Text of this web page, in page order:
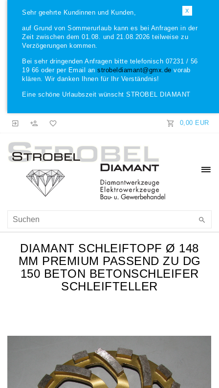
X
Sehr geehrte Kundinnen und Kunden,
auf Grund von Sommerurlaub kann es bei Anfragen in der
Zeit zwischen dem 01.08. und 21.08.2026 teilweise zu
Verzögerungen kommen.
Bei sehr dringenden Anfragen bitte telefonisch 07231 / 56
19 66 oder per Email an strobeldiamant@gmx.de vorab
klären. Wir danken Ihnen für Ihr Verständnis!
Eine schöne Urlaubszeit wünscht STROBEL DIAMANT
0,00 EUR
DIAMANT SCHLEIFTOPF Ø 148
MM PREMIUM PASSEND ZU DG
150 BETON BETONSCHLEIFER
SCHLEIFTELLER